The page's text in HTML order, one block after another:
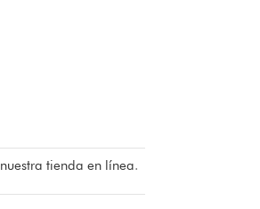
nuestra tienda en línea.